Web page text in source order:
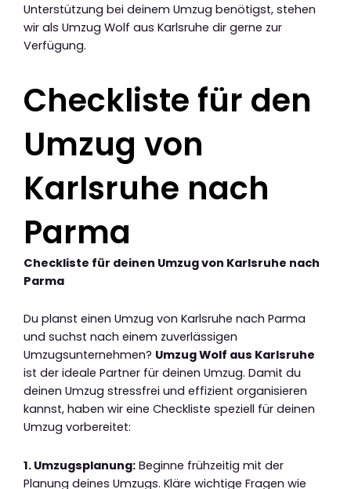
Unterstützung bei deinem Umzug benötigst, stehen
wir als Umzug Wolf aus Karlsruhe dir gerne zur
Verfügung.
Checkliste für den
Umzug von
Karlsruhe nach
Parma
Checkliste für deinen Umzug von Karlsruhe nach
Parma
Du planst einen Umzug von Karlsruhe nach Parma
und suchst nach einem zuverlässigen
Umzugsunternehmen? Umzug Wolf aus Karlsruhe
ist der ideale Partner für deinen Umzug. Damit du
deinen Umzug stressfrei und effizient organisieren
kannst, haben wir eine Checkliste speziell für deinen
Umzug vorbereitet:
1. Umzugsplanung: Beginne frühzeitig mit der
Planung deines Umzugs. Kläre wichtige Fragen wie